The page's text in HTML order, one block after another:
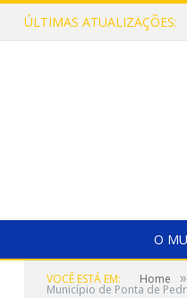
ÚLTIMAS ATUALIZAÇÕES:
O
VOCÊ ESTÁ EM: Home »
Município de Ponta de